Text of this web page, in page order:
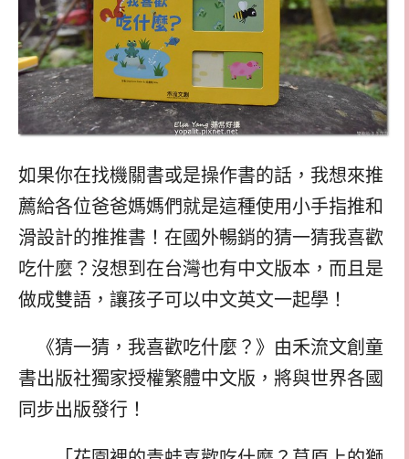
如果你在找機關書或是操作書的話，我想來推
薦給各位爸爸媽媽們就是這種使用小手指推和
滑設計的推推書！在國外暢銷的猜一猜我喜歡
吃什麼？沒想到在台灣也有中文版本，而且是
做成雙語，讓孩子可以中文英文一起學！
《猜一猜，我喜歡吃什麼？》由禾流文創童
書出版社獨家授權繁體中文版，將與世界各國
同步出版發行！